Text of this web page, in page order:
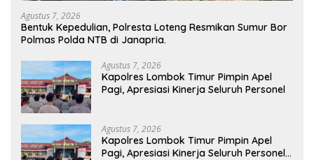
Agustus 7, 2026
Bentuk Kepedulian, Polresta Loteng Resmikan Sumur Bor
Polmas Polda NTB di Janapria. ‎
Agustus 7, 2026
Kapolres Lombok Timur Pimpin Apel
Pagi, Apresiasi Kinerja Seluruh Personel
Agustus 7, 2026
Kapolres Lombok Timur Pimpin Apel
Pagi, Apresiasi Kinerja Seluruh Personel